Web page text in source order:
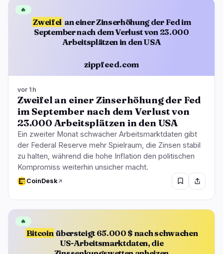
Zweifel an einer Zinserhöhung der Fed im
September nach dem Verlust von 23.000
Arbeitsplätzen in den USA
zippfeed.com
🔥
vor 1h
Zweifel an einer Zinserhöhung der Fed
im September nach dem Verlust von
23.000 Arbeitsplätzen in den USA
Ein zweiter Monat schwacher Arbeitsmarktdaten gibt
der Federal Reserve mehr Spielraum, die Zinsen stabil
zu halten, während die hohe Inflation den politischen
Kompromiss weiterhin unsicher macht.
CoinDesk
Bitcoin übersteigt 65.000 $ nach schwachen
US-Arbeitsmarktdaten, die
🔥